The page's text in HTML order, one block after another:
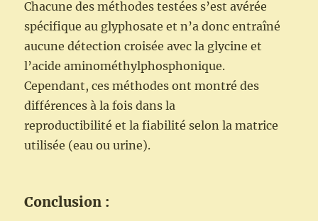
Chacune des méthodes testées s’est avérée
spécifique au glyphosate et n’a donc entraîné
aucune détection croisée avec la glycine et
l’acide aminométhylphosphonique.
Cependant, ces méthodes ont montré des
différences à la fois dans la
reproductibilité et la fiabilité selon la matrice
utilisée (eau ou urine).
Conclusion :